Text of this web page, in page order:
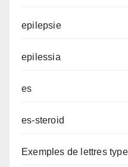
epilepsie
epilessia
es
es-steroid
Exemples de lettres